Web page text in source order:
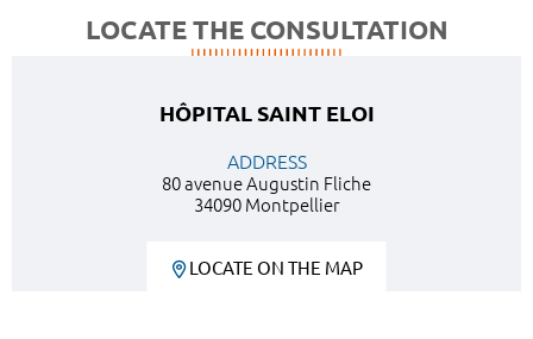
LOCATE THE CONSULTATION
HÔPITAL SAINT ELOI
ADDRESS
80 avenue Augustin Fliche
34090 Montpellier
LOCATE ON THE MAP